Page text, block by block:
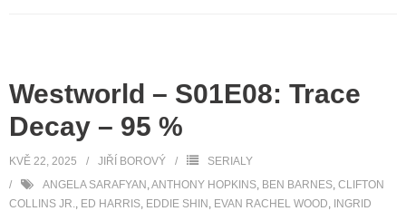
Westworld – S01E08: Trace
Decay – 95 %
KVĚ 22, 2025 JIŘÍ BOROVÝ
SERIALY
ANGELA SARAFYAN ,ANTHONY HOPKINS, BEN BARNES, CLIFTON
COLLINS JR., ED HARRIS, EDDIE SHIN , EVAN RACHEL WOOD, INGRID